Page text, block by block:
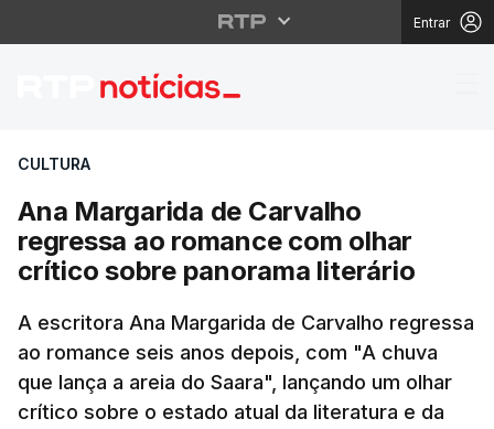
Entrar
Ana Margarida de
CULTURA
Ana Margarida de Carvalho
regressa ao romance com olhar
crítico sobre panorama literário
A escritora Ana Margarida de Carvalho regressa
ao romance seis anos depois, com "A chuva
que lança a areia do Saara", lançando um olhar
crítico sobre o estado atual da literatura e da